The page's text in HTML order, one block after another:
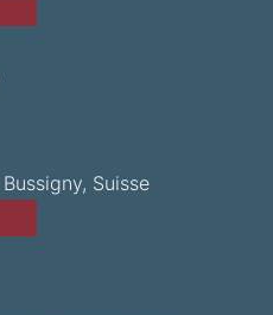
Suisse